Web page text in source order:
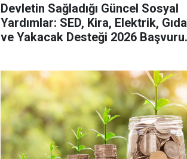
Devletin Sağladığı Güncel Sosyal
Yardımlar: SED, Kira, Elektrik, Gıda
ve Yakacak Desteği 2026 Başvuru